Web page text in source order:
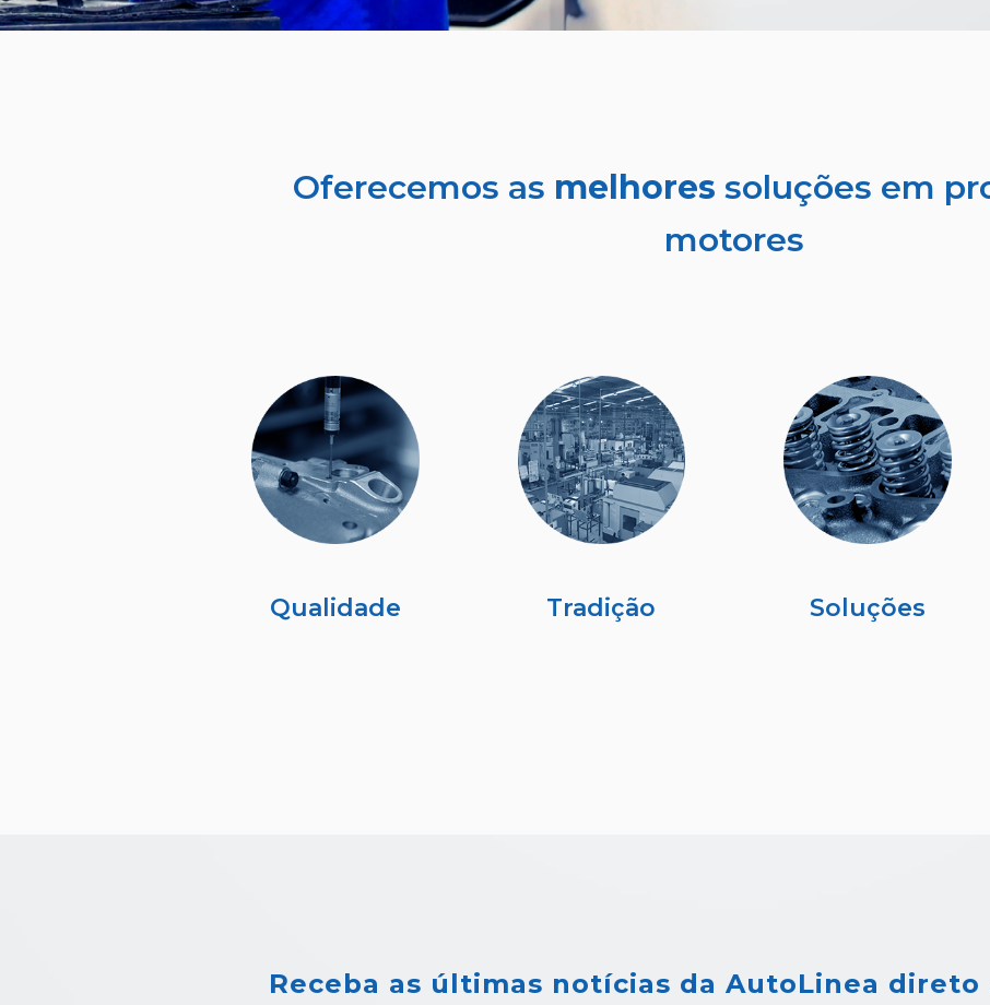
Oferecemos as melhores soluções em
motores
Qualidade Tradição Soluções
Receba as últimas notícias da AutoLinea direto